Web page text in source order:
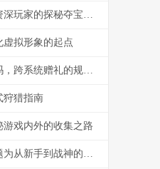
**和平精英地宫宝箱怎么开，资深玩家的探秘夺宝指南**
拟形象的起点
王者荣耀不同系统可以送皮肤吗，跨系统赠礼的规则与遗憾
狩猎指南
戏内外的收集之路
和平精英辅助乱杀教学，副标题为从新手到战神的实战进阶指南